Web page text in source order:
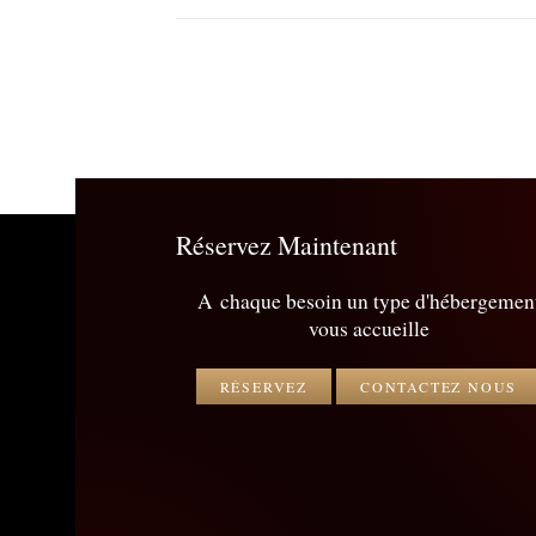
Réservez Maintenant
A chaque besoin un type
vous accueille
RÉSERVEZ CONTACTEZ NOUS